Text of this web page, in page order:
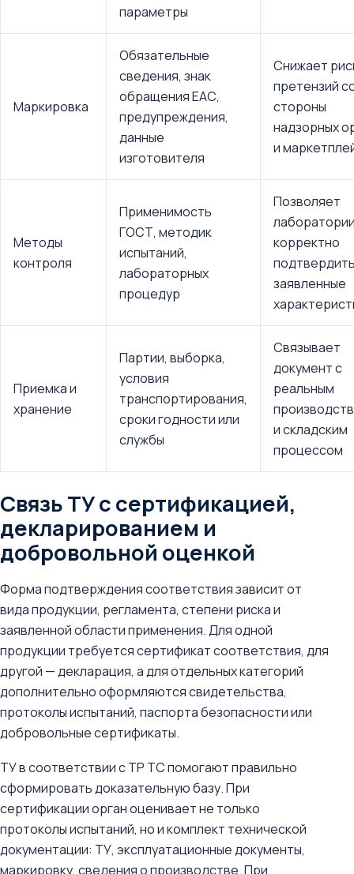
параметры
Маркировка
Обязательные
сведения, знак
обращения ЕАС,
предупреждения,
данные
изготовителя
Снижает
претензий
стороны
надзорных
и
Методы
контроля
Применимость
ГОСТ, методик
испытаний,
лабораторных
процедур
Позволяет
корректно
заявленные
Приемка и
хранение
Партии, выборка,
условия
транспортирования,
сроки годности или
службы
Связывает
документ с
реальным
и складским
процессом
Связь ТУ с сертификацией,
декларированием и
добровольной оценкой
Форма подтверждения соответствия зависит от
вида продукции, регламента, степени риска и
заявленной области применения. Для одной
продукции требуется сертификат соответствия, для
другой — декларация, а для отдельных категорий
дополнительно оформляются свидетельства,
протоколы испытаний, паспорта безопасности или
добровольные сертификаты.
ТУ в соответствии с ТР ТС помогают правильно
сформировать доказательную базу. При
сертификации орган оценивает не только
протоколы испытаний, но и комплект технической
документации: ТУ, эксплуатационные документы,
маркировку, сведения о производстве. При